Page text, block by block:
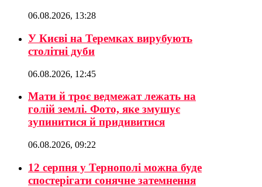
06.08.2026, 13:28
У Києві на Теремках вирубують
столітні дуби
06.08.2026, 12:45
Мати й троє ведмежат лежать на
голій землі. Фото, яке змушує
зупинитися й придивитися
06.08.2026, 09:22
12 серпня у Тернополі можна буде
спостерігати сонячне затемнення